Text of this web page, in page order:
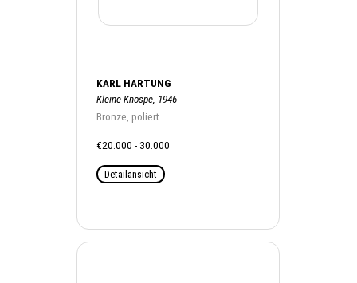
KARL HARTUNG
Kleine Knospe, 1946
Bronze, poliert
€20.000 - 30.000
Detailansicht